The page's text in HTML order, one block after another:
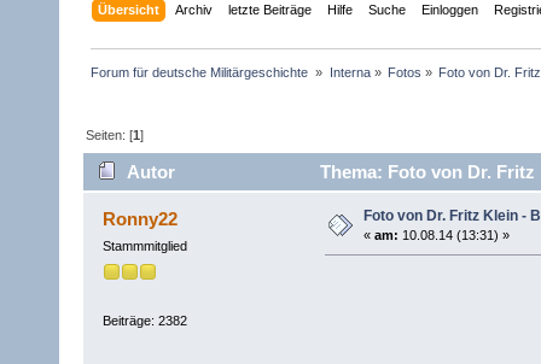
Übersicht Archiv letzte Beiträge Hilfe Suche Einloggen
Forum für deutsche Militärgeschichte » Interna» Fotos » Foto von Dr.
Seiten: [1]
Autor Thema: Foto von Dr.
Ronny22
Stammmitglied
Beiträge: 2382
Foto von Dr. Fritz Klein -
« am: 10.08.14 (13:31) »